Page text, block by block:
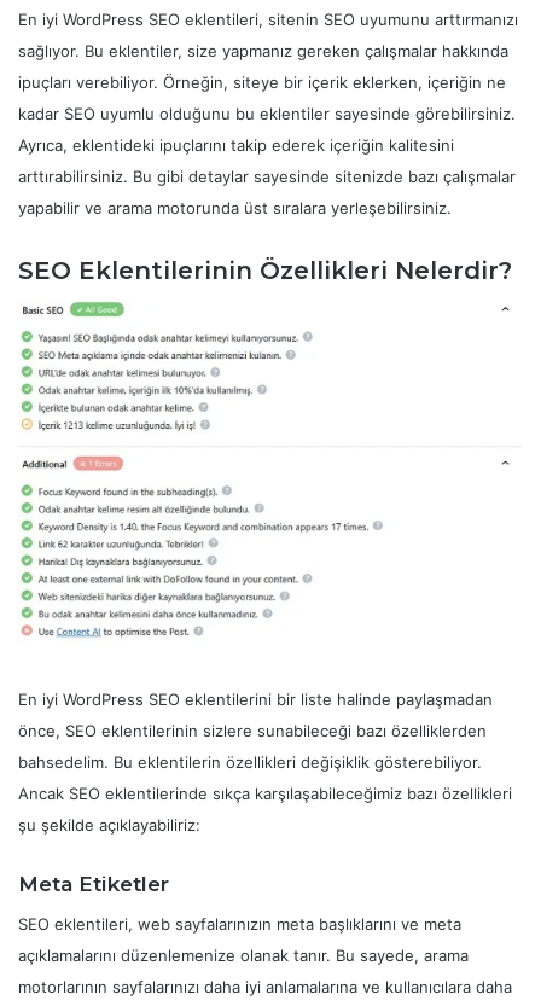
En iyi WordPress SEO eklentileri, sitenin SEO uyumunu arttırmanızı
sağlıyor. Bu eklentiler, size yapmanız gereken çalışmalar hakkında
ipuçları verebiliyor. Örneğin, siteye bir içerik eklerken, içeriğin ne
kadar SEO uyumlu olduğunu bu eklentiler sayesinde görebilirsiniz.
Ayrıca, eklentideki ipuçlarını takip ederek içeriğin kalitesini
arttırabilirsiniz. Bu gibi detaylar sayesinde sitenizde bazı çalışmalar
yapabilir ve arama motorunda üst sıralara yerleşebilirsiniz.
SEO Eklentilerinin Özellikleri Nelerdir?
En iyi WordPress SEO eklentilerini bir liste halinde paylaşmadan
önce, SEO eklentilerinin sizlere sunabileceği bazı özelliklerden
bahsedelim. Bu eklentilerin özellikleri değişiklik gösterebiliyor.
Ancak SEO eklentilerinde sıkça karşılaşabileceğimiz bazı özellikleri
şu şekilde açıklayabiliriz:
Meta Etiketler
SEO eklentileri, web sayfalarınızın meta başlıklarını ve meta
açıklamalarını düzenlemenize olanak tanır. Bu sayede, arama
motorlarının sayfalarınızı daha iyi anlamalarına ve kullanıcılara daha